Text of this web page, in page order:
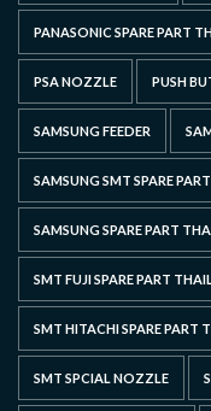
PANASONIC SPARE PART
PSA NOZZLE PUSH
SAMSUNG FEEDER
SAMSUNG SMT SPARE
SAMSUNG SPARE PART
SMT FUJI SPARE PART
SMT HITACHI SPARE PART
SMT SPCIAL NOZZLE